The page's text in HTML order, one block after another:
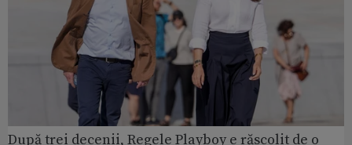
După trei decenii, Regele Playboy e răscolit de o